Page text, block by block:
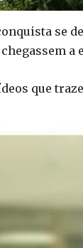
se
a
que